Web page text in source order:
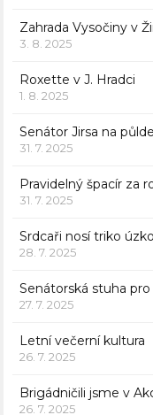
Zahrada Vysočiny v
3. 8. 2025
Roxette v J. Hradci
1. 8. 2025
Senátor Jirsa na
31. 7. 2025
Pravidelný špacír za
31. 7. 2025
Srdcaři nosí triko
28. 7. 2025
Senátorská stuha
27. 7. 2025
Letní večerní kultura
26. 7. 2025
Brigádničili jsme v
26. 7. 2025